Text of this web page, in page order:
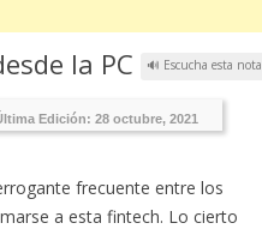
la PC 🔊 Escucha esta nota
Edición: 28 octubre, 2021
frecuente entre los
a esta fintech. Lo cierto